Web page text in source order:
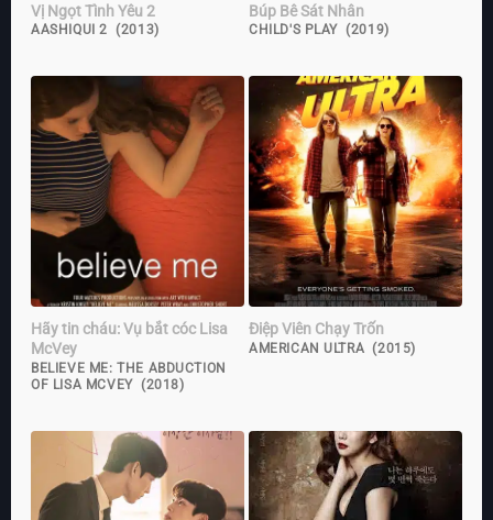
Vị Ngọt Tình Yêu 2
AASHIQUI 2 (2013)
Búp Bê Sát Nhân
CHILD'S PLAY (2019)
Hãy tin cháu: Vụ bắt cóc Lisa
McVey
BELIEVE ME: THE ABDUCTION
OF LISA MCVEY (2018)
Điệp Viên Chạy Trốn
AMERICAN ULTRA (2015)